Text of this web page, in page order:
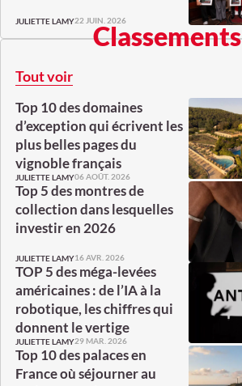
JULIETTE LAMY22 JUIN. 2026
Classements
Tout voir
Top 10 des domaines
d’exception qui écrivent les
plus belles pages du
vignoble français
JULIETTE LAMY06 AOÛT. 2026
Top 5 des montres de
collection dans lesquelles
investir en 2026
JULIETTE LAMY16 AVR. 2026
TOP 5 des méga-levées
américaines : de l’IA à la
robotique, les chiffres qui
donnent le vertige
JULIETTE LAMY29 MAR. 2026
Top 10 des palaces en
France où séjourner au